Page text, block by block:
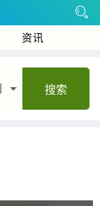
资讯
搜索